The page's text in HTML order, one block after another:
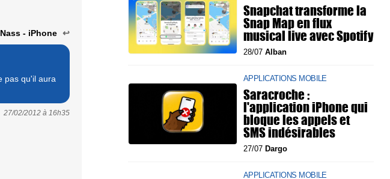
Nass - iPhone ↩
pas qu'il aura
27/02/2012 à 16h35
Snapchat transforme la
Snap Map en flux
musical live avec Spotify
28/07 Alban
APPLICATIONS MOBILE
Saracroche :
l'application iPhone qui
bloque les appels et
SMS indésirables
27/07 Dargo
APPLICATIONS MOBILE